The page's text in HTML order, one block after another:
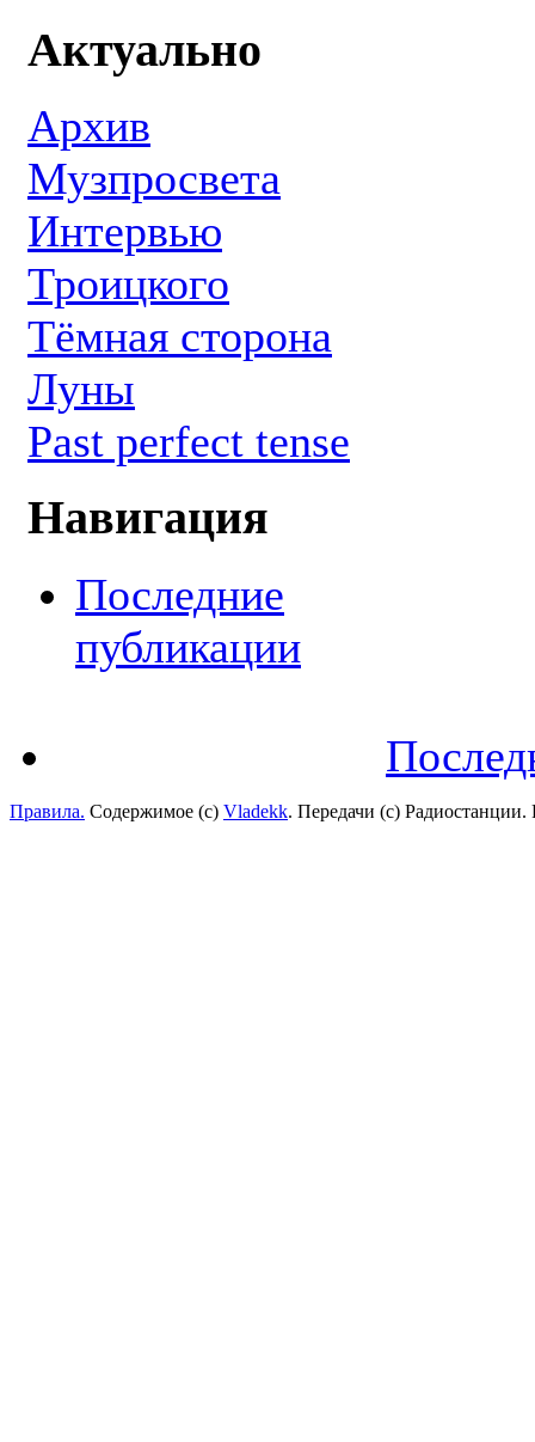
Актуально
Архив
Музпросвета
Интервью
Троицкого
Тёмная сторона
Луны
Past perfect tense
Навигация
Последние
публикации
Правила. Содержимое (с) Vladekk. Передачи (с)